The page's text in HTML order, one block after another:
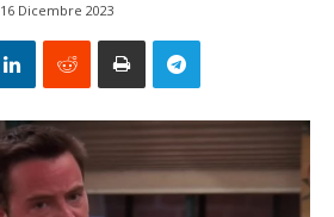
16 Dicembre 2023